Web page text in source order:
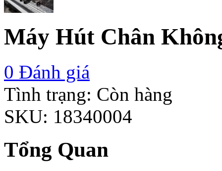
Máy Hút Chân
0 Đánh giá
Tình trạng: Còn hàng
SKU: 18340004
Tổng Quan